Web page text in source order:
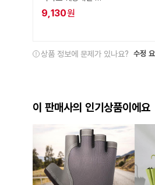
리장식
9,130원
상품 정보에 문제가 있나요? 수정
이 판매사의 인기상품이에요